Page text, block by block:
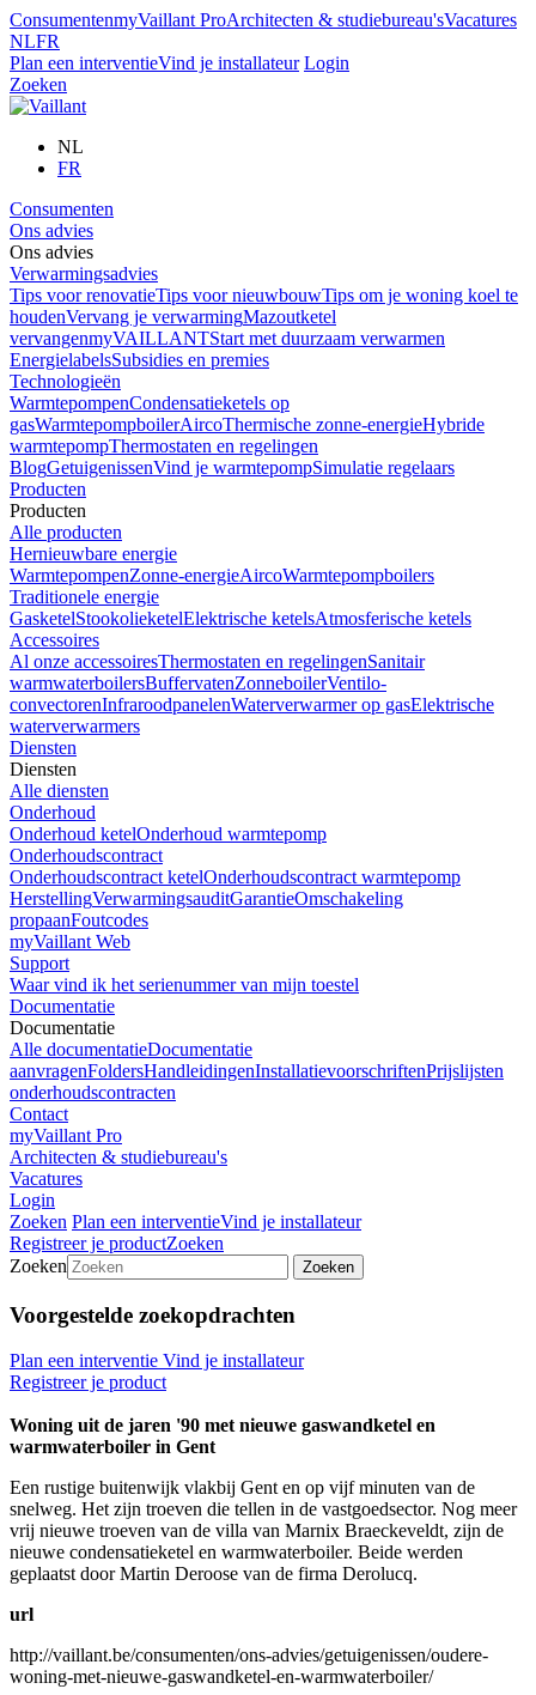
ConsumentenmyVaillant ProArchitecten & studiebureau'sVacatures
NLFR
Plan een interventieVind je installateur Login
Zoeken
NL
FR
Consumenten
Ons advies
Ons advies
Verwarmingsadvies
Tips voor renovatieTips voor nieuwbouwTips om je woning koel te
houdenVervang je verwarmingMazoutketel
vervangenmyVAILLANTStart met duurzaam verwarmen
EnergielabelsSubsidies en premies
Technologieën
WarmtepompenCondensatieketels op
gasWarmtepompboilerAircoThermische zonne-energieHybride
warmtepompThermostaten en regelingen
BlogGetuigenissenVind je warmtepompSimulatie regelaars
Producten
Producten
Alle producten
Hernieuwbare energie
WarmtepompenZonne-energieAircoWarmtepompboilers
Traditionele energie
GasketelStookolieketelElektrische ketelsAtmosferische ketels
Accessoires
Al onze accessoiresThermostaten en regelingenSanitair
warmwaterboilersBuffervatenZonneboilerVentilo-
convectorenInfraroodpanelenWaterverwarmer op gasElektrische
waterverwarmers
Diensten
Diensten
Alle diensten
Onderhoud
Onderhoud ketelOnderhoud warmtepomp
Onderhoudscontract
Onderhoudscontract ketelOnderhoudscontract warmtepomp
HerstellingVerwarmingsauditGarantieOmschakeling
propaanFoutcodes
myVaillant Web
Support
Waar vind ik het serienummer van mijn toestel
Documentatie
Documentatie
Alle documentatieDocumentatie
aanvragenFoldersHandleidingenInstallatievoorschriftenPrijslijsten
onderhoudscontracten
Contact
myVaillant Pro
Architecten & studiebureau's
Vacatures
Login
Zoeken Plan een interventieVind je installateur
Registreer je productZoeken
Zoeken
Zoeken
Voorgestelde zoekopdrachten
Plan een interventie Vind je installateur
Registreer je product
Woning uit de jaren '90 met nieuwe gaswandketel en
warmwaterboiler in Gent
Een rustige buitenwijk vlakbij Gent en op vijf minuten van de
snelweg. Het zijn troeven die tellen in de vastgoedsector. Nog meer
vrij nieuwe troeven van de villa van Marnix Braeckeveldt, zijn de
nieuwe condensatieketel en warmwaterboiler. Beide werden
geplaatst door Martin Deroose van de firma Derolucq.
url
http://vaillant.be/consumenten/ons-advies/getuigenissen/oudere-
woning-met-nieuwe-gaswandketel-en-warmwaterboiler/